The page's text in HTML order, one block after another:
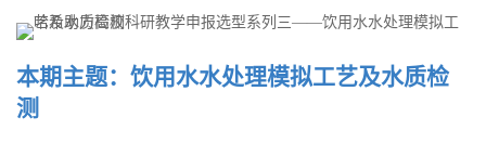
本期主题：饮用水水处理模拟工艺及水质检
测